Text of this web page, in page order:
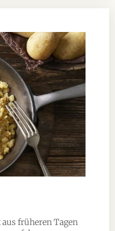
früheren Tagen